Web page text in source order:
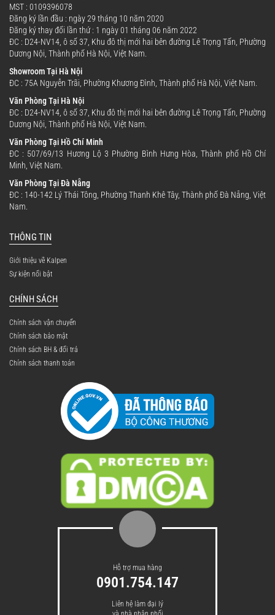
MST : 0109396078
Đăng ký lần đầu : ngày 29 tháng 10 năm 2020
Đăng ký thay đổi lần thứ : 1 ngày 01 tháng 06 năm 2022
ĐC : D24-NV14, ô số 37, Khu đô thị mới hai bên đường Lê Trọng Tấn, Phường
Dương Nội, Thành phố Hà Nội, Việt Nam.
Showroom Tại Hà Nội
ĐC : 75A Nguyễn Trãi, Phường Khương Đình, Thành phố Hà Nội, Việt Nam.
Văn Phòng Tại Hà Nội
ĐC : D24-NV14, ô số 37, Khu đô thị mới hai bên đường Lê Trọng Tấn, Phường
Dương Nội, Thành phố Hà Nội, Việt Nam.
Văn Phòng Tại Hồ Chí Minh
ĐC : 507/69/13 Hương Lộ 3 Phường Bình Hưng Hòa, Thành phố Hồ Chí
Minh, Việt Nam.
Văn Phòng Tại Đà Nẵng
ĐC : 140-142 Lý Thái Tông, Phường Thanh Khê Tây, Thành phố Đà Nẵng, Việt
Nam.
THÔNG TIN
Giới thiệu về Kalpen
Sự kiện nổi bật
CHÍNH SÁCH
Chính sách vận chuyển
Chính sách bảo mật
Chính sách BH & đổi trả
Chính sách thanh toán
Hỗ trợ mua hàng
0901.754.147
Liên hệ làm đại lý